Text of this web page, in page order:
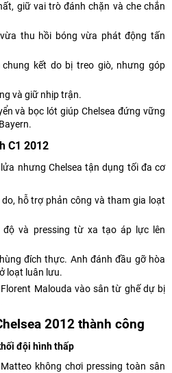
giữ vai trò đánh chặn và che chắn
thu hồi bóng vừa phát động tấn
chung kết do bị treo giò, nhưng góp
và giữ nhịp trận.
và bọc lót giúp Chelsea đứng vững
C1 2012
nhưng Chelsea tận dụng tối đa cơ
hỗ trợ phản công và tham gia loạt
độ và pressing từ xa tạo áp lực lên
đích thực. Anh đánh đầu gỡ hòa
loạt luân lưu.
Malouda vào sân từ ghế dự bị
2012 thành công
đội hình thấp
không chơi pressing toàn sân